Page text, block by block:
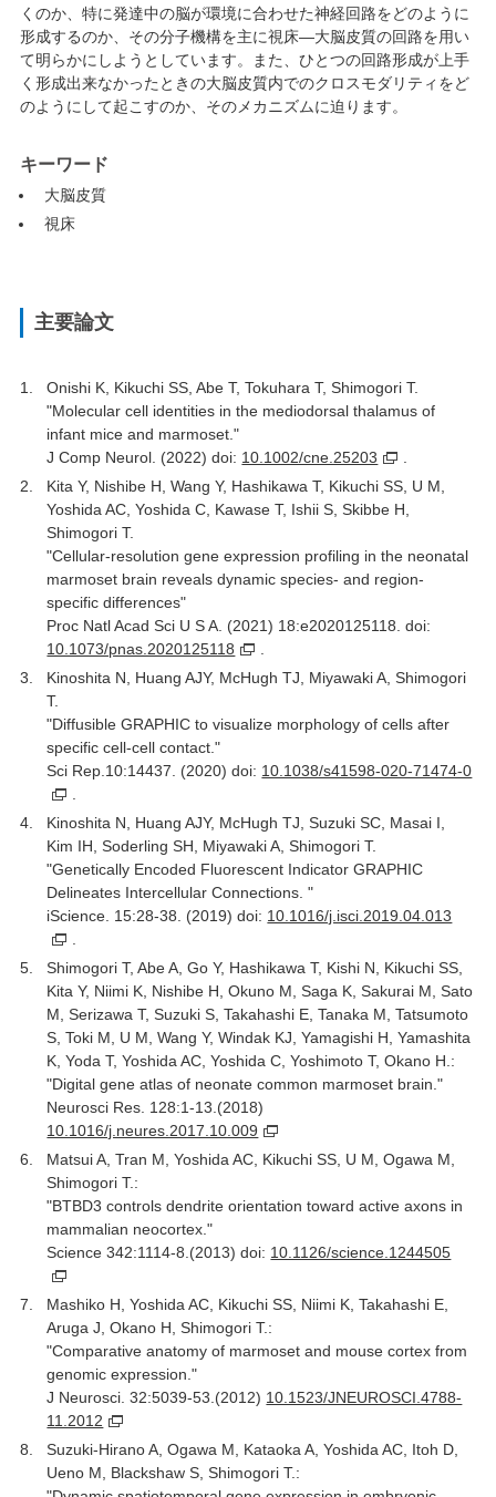
くのか、特に発達中の脳が環境に合わせた神経回路をどのように
形成するのか、その分子機構を主に視床—大脳皮質の回路を用い
て明らかにしようとしています。また、ひとつの回路形成が上手
く形成出来なかったときの大脳皮質内でのクロスモダリティをど
のようにして起こすのか、そのメカニズムに迫ります。
キーワード
大脳皮質
視床
主要論文
Onishi K, Kikuchi SS, Abe T, Tokuhara T, Shimogori T.
"Molecular cell identities in the mediodorsal thalamus of
infant mice and marmoset."
J Comp Neurol. (2022) doi: 10.1002/cne.25203
Kita Y, Nishibe H, Wang Y, Hashikawa T, Kikuchi SS, U M,
Yoshida AC, Yoshida C, Kawase T, Ishii S, Skibbe H,
Shimogori T.
"Cellular-resolution gene expression profiling in the neonatal
marmoset brain reveals dynamic species- and region-
specific differences"
Proc Natl Acad Sci U S A. (2021) 18:e2020125118. doi:
10.1073/pnas.2020125118
Kinoshita N, Huang AJY, McHugh TJ, Miyawaki A, Shimogori
T.
"Diffusible GRAPHIC to visualize morphology of cells after
specific cell-cell contact."
Sci Rep.10:14437. (2020) doi: 10.1038/s41598-020-71474-0
Kinoshita N, Huang AJY, McHugh TJ, Suzuki SC, Masai I,
Kim IH, Soderling SH, Miyawaki A, Shimogori T.
"Genetically Encoded Fluorescent Indicator GRAPHIC
Delineates Intercellular Connections. "
iScience. 15:28-38. (2019) doi: 10.1016/j.isci.2019.04.013
Shimogori T, Abe A, Go Y, Hashikawa T, Kishi N, Kikuchi SS,
Kita Y, Niimi K, Nishibe H, Okuno M, Saga K, Sakurai M, Sato
M, Serizawa T, Suzuki S, Takahashi E, Tanaka M, Tatsumoto
S, Toki M, U M, Wang Y, Windak KJ, Yamagishi H, Yamashita
K, Yoda T, Yoshida AC, Yoshida C, Yoshimoto T, Okano H.:
"Digital gene atlas of neonate common marmoset brain."
Neurosci Res. 128:1-13.(2018)
10.1016/j.neures.2017.10.009
Matsui A, Tran M, Yoshida AC, Kikuchi SS, U M, Ogawa M,
Shimogori T.:
"BTBD3 controls dendrite orientation toward active axons in
mammalian neocortex."
Science 342:1114-8.(2013) doi: 10.1126/science.1244505
Mashiko H, Yoshida AC, Kikuchi SS, Niimi K, Takahashi E,
Aruga J, Okano H, Shimogori T.:
"Comparative anatomy of marmoset and mouse cortex from
genomic expression."
J Neurosci. 32:5039-53.(2012) 10.1523/JNEUROSCI.4788-
11.2012
Suzuki-Hirano A, Ogawa M, Kataoka A, Yoshida AC, Itoh D,
Ueno M, Blackshaw S, Shimogori T.: